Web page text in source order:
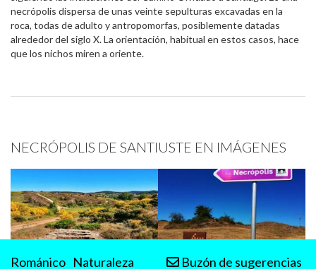
necrópolis dispersa de unas veinte sepulturas excavadas en la
roca, todas de adulto y antropomorfas, posiblemente datadas
alrededor del siglo X. La orientación, habitual en estos casos, hace
que los nichos miren a oriente.
NECRÓPOLIS DE SANTIUSTE EN IMÁGENES
Románico Naturaleza Buzón de sugerencias